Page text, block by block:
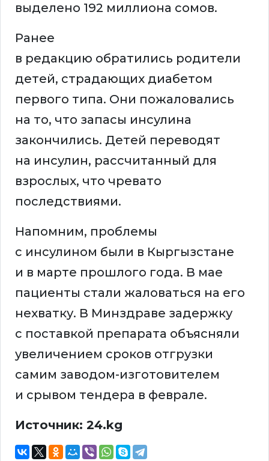
выделено 192 миллиона сомов.
Ранее
в редакцию обратились родители
детей, страдающих диабетом
первого типа. Они пожаловались
на то, что запасы инсулина
закончились. Детей переводят
на инсулин, рассчитанный для
взрослых, что чревато
последствиями.
Напомним, проблемы
с инсулином были в Кыргызстане
и в марте прошлого года. В мае
пациенты стали жаловаться на его
нехватку. В Минздраве задержку
с поставкой препарата объясняли
увеличением сроков отгрузки
самим заводом-изготовителем
и срывом тендера в феврале.
Источник: 24.kg